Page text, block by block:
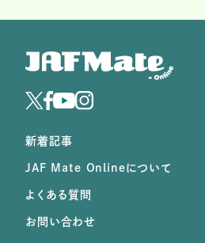
新着記事
JAF Mate Onlineについて
よくある質問
お問い合わせ